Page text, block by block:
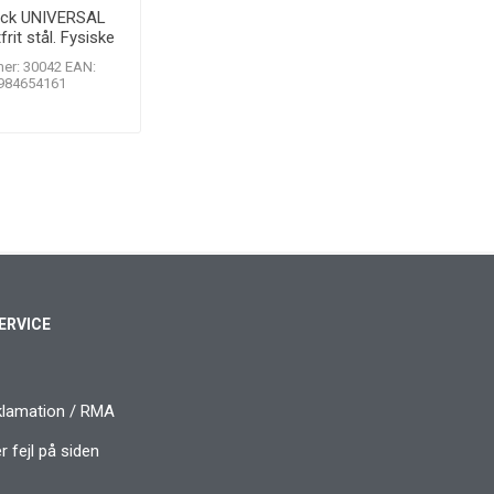
UNIVERSAL
stål. Fysiske
30042 EAN:
/ RMA
fejl på siden